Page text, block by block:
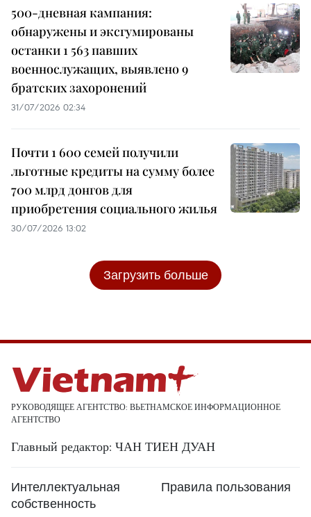
500-дневная кампания:
обнаружены и эксгумированы
останки 1 563 павших
военнослужащих, выявлено 9
братских захоронений
31/07/2026 02:34
Почти 1 600 семей получили
льготные кредиты на сумму более
700 млрд донгов для
приобретения социального жилья
30/07/2026 13:02
Загрузить больше
РУКОВОДЯЩЕЕ АГЕНТСТВО: ВЬЕТНАМСКОЕ ИНФОРМАЦИОННОЕ
АГЕНТСТВО
Главный редактор: ЧАН ТИЕН ДУАН
Интеллектуальная
собственность
Правила пользования